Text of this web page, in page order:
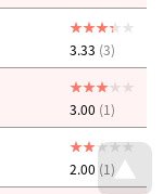
3.33 (3)
3.00 (1)
2.00 (1)